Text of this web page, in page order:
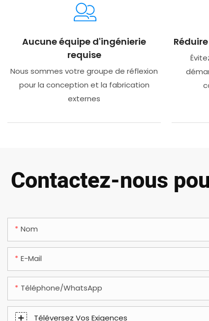
Aucune équipe d'ingénierie
requise
Nous sommes votre groupe de réflexion
pour la conception et la fabrication
externes
Contactez-nous
Nom
E-Mail
Téléphone/WhatsApp
Téléversez Vos Exigences